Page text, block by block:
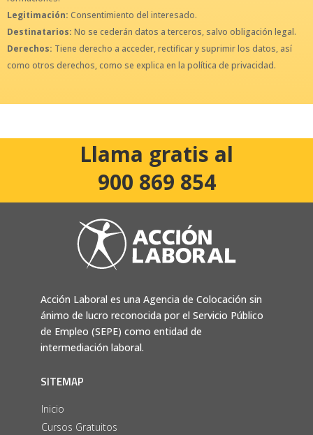
Legitimación: Consentimiento del interesado.
Destinatarios: No se cederán datos a terceros, salvo obligación legal.
Derechos: Tiene derecho a acceder, rectificar y suprimir los datos, así
como otros derechos, como se explica en la política de privacidad.
Llama gratis al
900 869 854
Acción Laboral es una Agencia de Colocación sin
ánimo de lucro reconocida por el Servicio Público
de Empleo (SEPE) como entidad de
intermediación laboral.
SITEMAP
Inicio
Cursos Gratuitos